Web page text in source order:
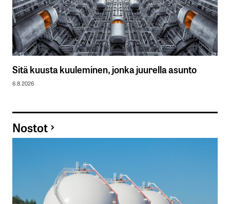
Sitä kuusta kuuleminen, jonka juurella asunto
6.8.2026
Nostot